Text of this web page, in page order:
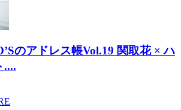
のアドレス帳Vol.19 関取花 × ハ
....